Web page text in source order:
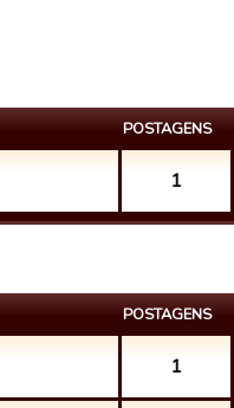
POSTAGENS
1
POSTAGENS
1